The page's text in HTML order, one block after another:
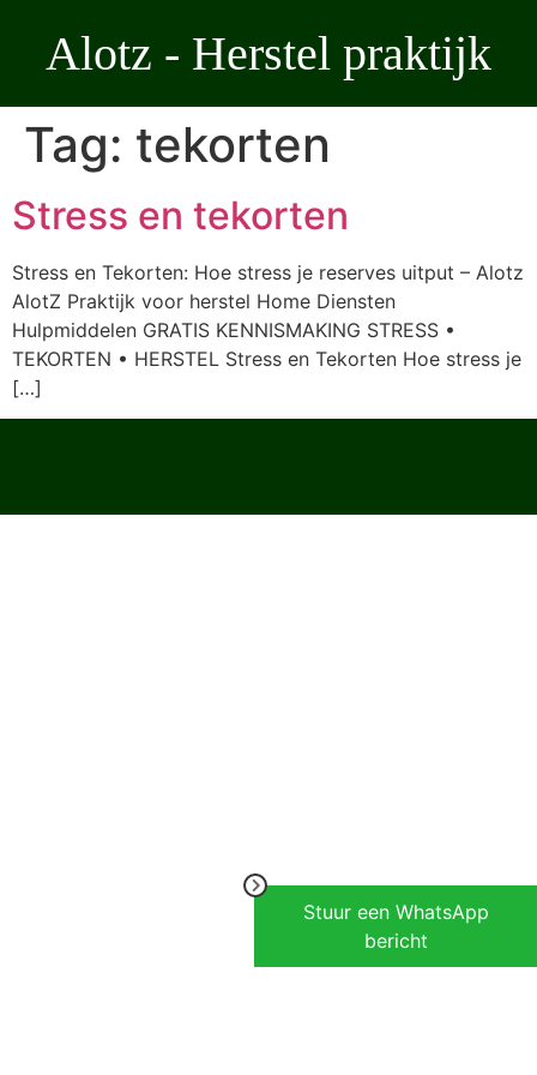
Alotz - Herstel praktijk
Tag: tekorten
Stress en tekorten
Stress en Tekorten: Hoe stress je reserves uitput – Alotz
AlotZ Praktijk voor herstel Home Diensten
Hulpmiddelen GRATIS KENNISMAKING STRESS •
TEKORTEN • HERSTEL Stress en Tekorten Hoe stress je
[…]
Stuur een WhatsApp
bericht